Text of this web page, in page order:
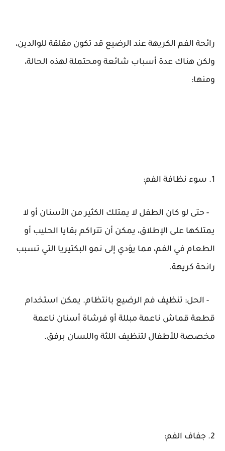
رائحة الفم الكريهة عند الرضيع قد تكون مقلقة للوالدين،
ولكن هناك عدة أسباب شائعة ومحتملة لهذه الحالة،
ومنها:
1. سوء نظافة الفم:
- حتى لو كان الطفل لا يمتلك الكثير من الأسنان أو لا
يمتلكها على الإطلاق، يمكن أن تتراكم بقايا الحليب أو
الطعام في الفم، مما يؤدي إلى نمو البكتيريا التي تسبب
رائحة كريهة.
- الحل: تنظيف فم الرضيع بانتظام. يمكن استخدام
قطعة قماش ناعمة مبللة أو فرشاة أسنان ناعمة
مخصصة للأطفال لتنظيف اللثة واللسان برفق.
2. جفاف الفم: